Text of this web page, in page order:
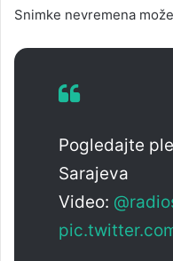
Snimke nevremena
Pogledajte
Sarajeva
Video: